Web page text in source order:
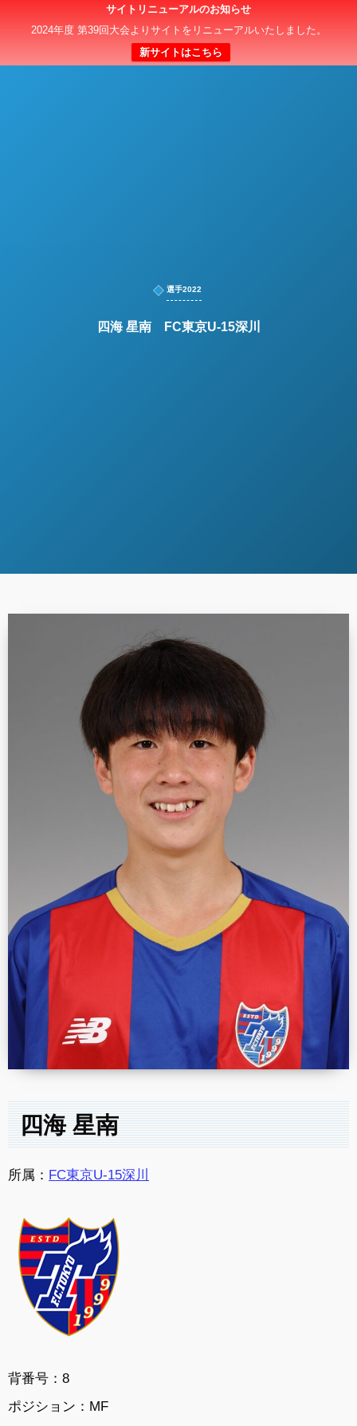
サイトリニューアルのお知らせ
2024年度 第39回大会よりサイトをリニューアルいたしました。
新サイトはこちら
日本クラブユースサッカー選手権（U-15）大会
選手2022
四海 星南 FC東京U-15深川
四海 星南
所属： FC東京U-15深川
背番号：8
ポジション：MF